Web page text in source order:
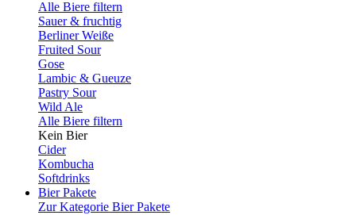
Alle Biere filtern
Sauer & fruchtig
Berliner Weiße
Fruited Sour
Gose
Lambic & Gueuze
Pastry Sour
Wild Ale
Alle Biere filtern
Kein Bier
Cider
Kombucha
Softdrinks
Bier Pakete
Zur Kategorie Bier Pakete